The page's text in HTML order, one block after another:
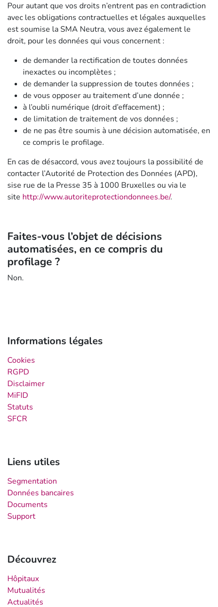
Pour autant que vos droits n’entrent pas en contradiction
avec les obligations contractuelles et légales auxquelles
est soumise la SMA Neutra, vous avez également le
droit, pour les données qui vous concernent :
de demander la rectification de toutes données
inexactes ou incomplètes ;
de demander la suppression de toutes données ;
de vous opposer au traitement d’une donnée ;
à l’oubli numérique (droit d’effacement) ;
de limitation de traitement de vos données ;
de ne pas être soumis à une décision automatisée, en
ce compris le profilage.
En cas de désaccord, vous avez toujours la possibilité de
contacter l’Autorité de Protection des Données (APD),
sise rue de la Presse 35 à 1000 Bruxelles ou via le
site http://www.autoriteprotectiondonnees.be/.
Faites-vous l’objet de décisions
automatisées, en ce compris du
profilage ?
Non.
Informations légales
Cookies
RGPD
Disclaimer
MiFID
Statuts
SFCR
Liens utiles
Segmentation
Données bancaires
Documents
Support
Découvrez
Hôpitaux
Mutualités
Actualités